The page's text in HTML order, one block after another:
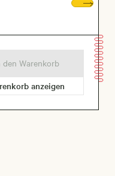
den Warenkorb
anzeigen